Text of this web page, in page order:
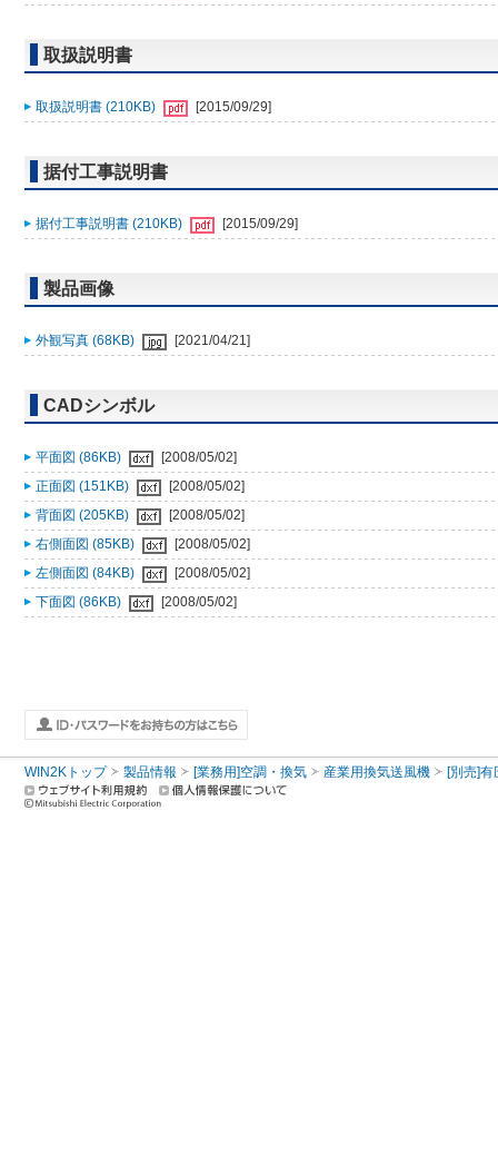
取扱説明書
取扱説明書 (210KB) [2015/09/29]
据付工事説明書
据付工事説明書 (210KB) [2015/09/29]
製品画像
外観写真 (68KB) [2021/04/21]
CADシンボル
平面図 (86KB)
[2008/05/02]
正面図 (151KB)
[2008/05/02]
背面図 (205KB)
[2008/05/02]
右側面図 (85KB)
[2008/05/02]
左側面図 (84KB)
[2008/05/02]
下面図 (86KB)
[2008/05/02]
WIN2Kトップ 製品情報 [業務用]空調・換気 産業用換気送風機 [別売]有